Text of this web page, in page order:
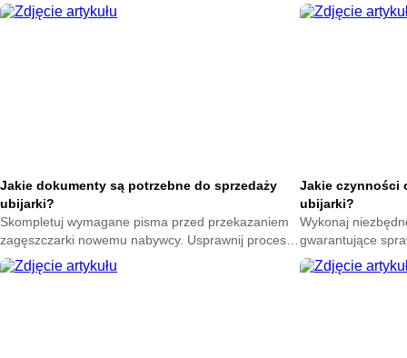
Jakie dokumenty są potrzebne do sprzedaży
ubijarki?
Skompletuj wymagane pisma przed przekazaniem
zagęszczarki nowemu nabywcy. Usprawnij proces
transakcji i miej pewność poprawnego
sfinalizowania umowy.
Jakie czynności
ubijarki?
Wykonaj
gwarantujące
Poznaj etapy
przestojów na